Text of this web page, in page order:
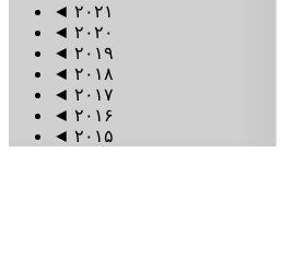
◄ ۲۰۲۱
◄ ۲۰۲۰
◄ ۲۰۱۹
◄ ۲۰۱۸
◄ ۲۰۱۷
◄ ۲۰۱۶
◄ ۲۰۱۵